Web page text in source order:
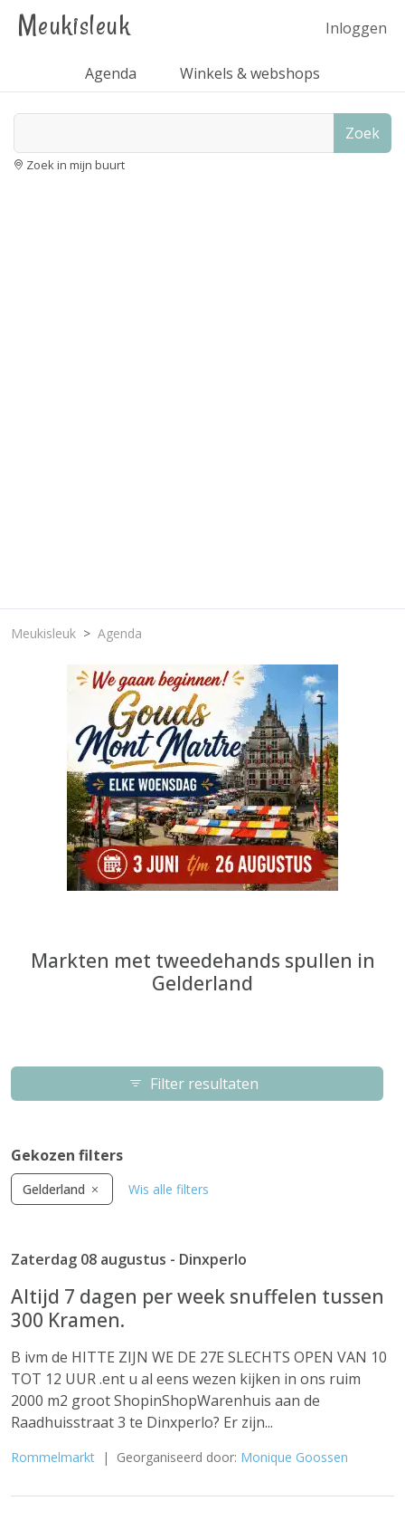
Meukisleuk Inloggen
Agenda Winkels & webshops
Zoek
Zoek in mijn buurt
Meukisleuk Agenda
Markten met tweedehands spullen in
Gelderland
Filter resultaten
Gekozen filters
Gelderland Wis alle filters
Zaterdag 08 augustus - Dinxperlo
Altijd 7 dagen per week snuffelen tussen
300 Kramen.
B ivm de HITTE ZIJN WE DE 27E SLECHTS OPEN VAN 10
TOT 12 UUR .ent u al eens wezen kijken in ons ruim
2000 m2 groot ShopinShopWarenhuis aan de
Raadhuisstraat 3 te Dinxperlo? Er zijn...
Rommelmarkt | Georganiseerd door: Monique Goossen